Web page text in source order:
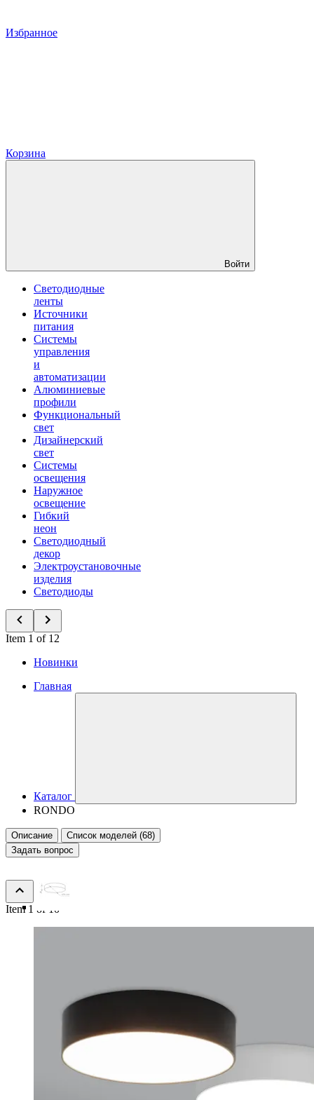
Избранное
Корзина
Войти
Светодиодные
ленты
Источники
питания
Системы
управления
и
автоматизации
Алюминиевые
профили
Функциональный
свет
Дизайнерский
свет
Системы
освещения
Наружное
освещение
Гибкий
неон
Светодиодный
декор
Электроустановочные
изделия
Светодиоды
Item 1 of 12
Новинки
Главная
Каталог
RONDO
Описание
Список моделей (68)
Задать вопрос
Item 1 of 10